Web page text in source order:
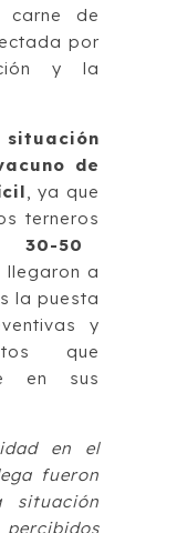
carne de
por
y la
situación
de
, ya que
terneros
30-50
llegaron a
la puesta
y
que
en sus
en el
fueron